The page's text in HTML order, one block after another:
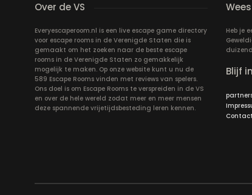
Over de VS
Everyescaperoom.nl is een live escape game directory
voor escape rooms in de Verenigde Staten die is
gemaakt om het zoeken naar de beste escape
rooms in de Verenigde Staten zo gemakkelijk
mogelijk te maken. Op onze website kunt u nu de
589 Escape Rooms vinden met reviews van spelers.
Ons doel is om Escape Rooms te verspreiden in de VS
en over de hele wereld zodat meer en meer mensen
deze spannende vrijetijdsbesteding leren kennen.
Heb je
Blijf
Contact